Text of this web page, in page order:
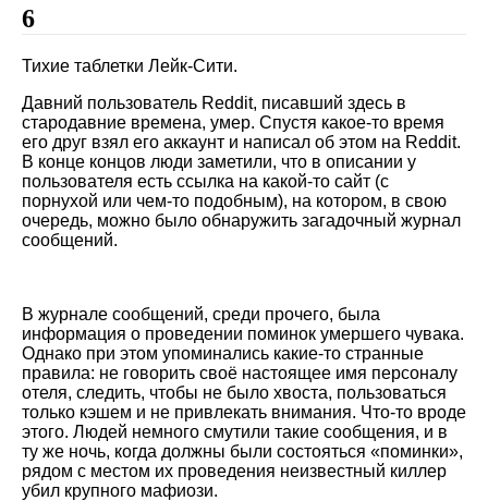
6
Тихие таблетки Лейк-Сити.
Давний пользователь Reddit, писавший здесь в
стародавние времена, умер. Спустя какое-то время
его друг взял его аккаунт и написал об этом на Reddit.
В конце концов люди заметили, что в описании у
пользователя есть ссылка на какой-то сайт (с
порнухой или чем-то подобным), на котором, в свою
очередь, можно было обнаружить загадочный журнал
сообщений.
В журнале сообщений, среди прочего, была
информация о проведении поминок умершего чувака.
Однако при этом упоминались какие-то странные
правила: не говорить своё настоящее имя персоналу
отеля, следить, чтобы не было хвоста, пользоваться
только кэшем и не привлекать внимания. Что-то вроде
этого. Людей немного смутили такие сообщения, и в
ту же ночь, когда должны были состояться «поминки»,
рядом с местом их проведения неизвестный киллер
убил крупного мафиози.